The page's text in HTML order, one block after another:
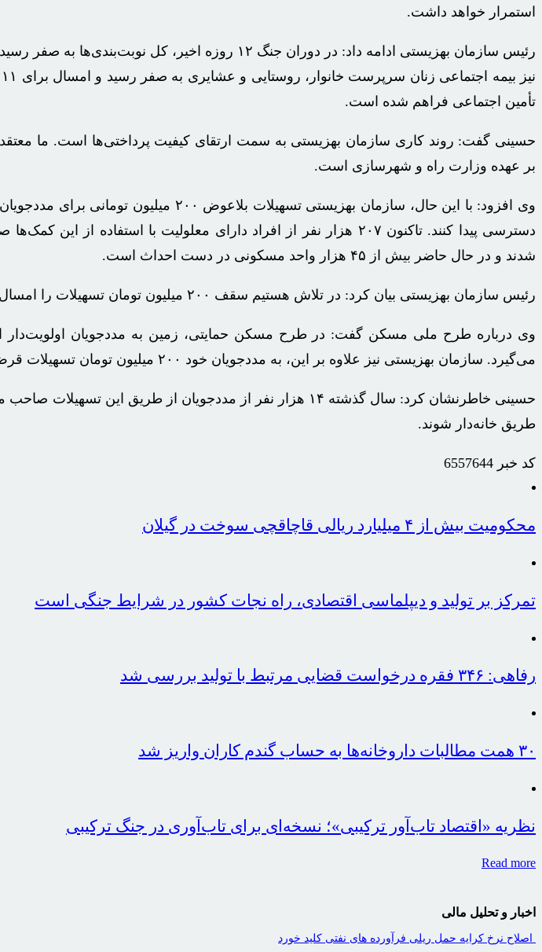
استمرار خواهد داشت.
تأمین اجتماعی فراهم شده است.
حسینی گفت: روند کاری سازمان بهزیستی به سمت ارتقای کیفیت پرداختی‌ها است. ما
بر عهده وزارت راه و شهرسازی است.
وی افزود: با این حال، سازمان بهزیستی
شدند و در حال حاضر بیش از ۴۵ هزار واحد مسکونی در دست احداث است.
رئیس سازمان بهزیستی بیان کرد: در تلاش هستیم سقف ۲۰۰ میلیون تومان تسهیلات را امسال افزایش دهیم.
وی درباره طرح ملی مسکن گفت: در طرح مسکن حمایتی، زمین به مددجویان اولویت‌دار
می‌گیرد. سازمان بهزیستی نیز علاوه بر این، به مددجویان خود ۲۰۰ میلیون تومان تسهیلات قرض‌الحسنه اعطا می‌کند.
طریق خانه‌دار شوند.
کد خبر 6557644
محکومیت بیش از ۴ میلیارد ریالی قاچاقچی سوخت در گیلان
تمرکز بر تولید و دیپلماسی اقتصادی، راه نجات کشور در شرایط جنگی است
رفاهی: ۳۴۶ فقره درخواست قضایی مرتبط با تولید بررسی شد
۳۰ همت مطالبات داروخانه‌ها به حساب گندم کاران واریز شد
نظریه «اقتصاد تاب‌آور ترکیبی»؛ نسخه‌ای برای تاب‌آوری در جنگ ترکیبی
Read more
اخبار و تحلیل مالی
اصلاح نرخ کرایه حمل ریلی فرآورده های نفتی کلید خورد